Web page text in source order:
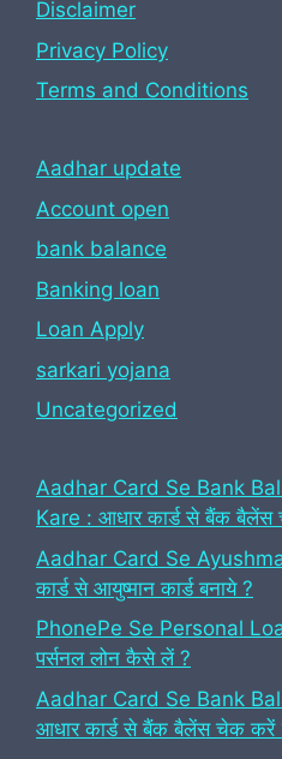
Disclaimer
Privacy Policy
Terms and Conditions
Aadhar update
Account open
bank balance
Banking loan
Loan Apply
sarkari yojana
Uncategorized
Aadhar Card Se Bank
Kare : आधार कार्ड से बैंक
Aadhar Card Se
कार्ड से आयुष्मान कार्ड बनाये ?
PhonePe Se Personal
पर्सनल लोन कैसे लें ?
Aadhar Card Se Bank
आधार कार्ड से बैंक बैलेंस चेक करें